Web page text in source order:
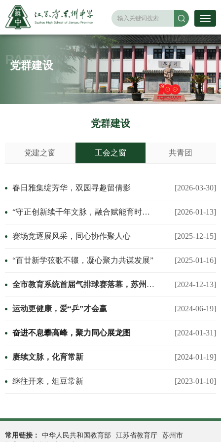
PARTY
党群建设
党群建设
党建之窗 工会之窗 共青团
‌春日雅集绽芳华，双园寻趣留倩影 [2026-03-30]
“守正创新续千年文脉，融合赋能育时代英才” [2026-01-13]
赛场竞逐展风采，同心协作聚人心 [2025-12-15]
“百廿新学弦歌不辍，凝心聚力共谋发展” [2025-01-16]
全市教育系统首届气排球赛落幕，苏州中学教工队荣获小组第三 [2024-12-13]
运动更健康，爱“乒”才会赢 [2024-06-19]
奋进不息攀高峰，聚力同心展龙图 [2024-01-31]
赓续文脉，化育常新 [2024-01-19]
继往开来，俎豆常新 [2023-01-10]
常用链接： 中华人民共和国教育部 江苏省教育厅
苏州市